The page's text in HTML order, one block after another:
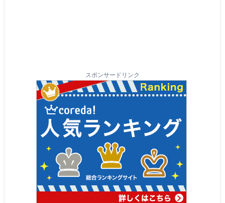
スポンサードリンク